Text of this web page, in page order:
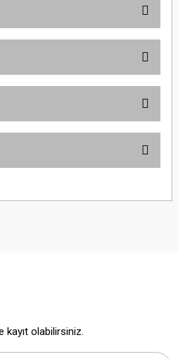
formunu kullanarak tarafımıza
olmalı.
kayıt olabilirsiniz.